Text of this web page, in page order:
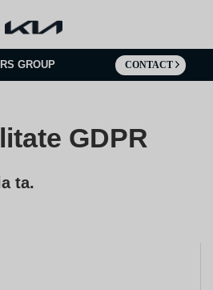
GROUP CONTACT
GDPR
ta.